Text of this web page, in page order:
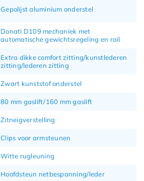
Gepolijst aluminium onderstel
Donati D109 mechaniek met
automatische gewichtsregeling en rail
Extra dikke comfort zitting/kunstlederen
zitting/lederen zitting
Zwart kunststof onderstel
80 mm gaslift/160 mm gaslift
Zitneigverstelling
Clips voor armsteunen
Witte rugleuning
Hoofdsteun netbespanning/leder